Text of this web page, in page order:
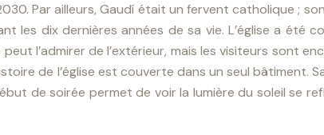
Par ailleurs, Gaudí était un fervent catholique ;
les dix dernières années de sa vie. L’église a été
l’admirer de l’extérieur, mais les visiteurs sont
de l’église est couverte dans un seul bâtiment.
de soirée permet de voir la lumière du soleil se